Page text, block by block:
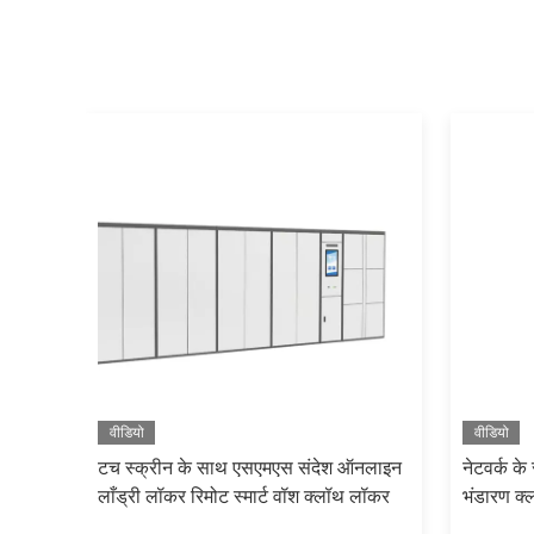
वीडियो
टच स्क्रीन के साथ एसएमएस संदेश ऑनलाइन
लाँड्री लॉकर रिमोट स्मार्ट वॉश क्लॉथ लॉकर
वीडियो
नेटवर्क के
भंडारण